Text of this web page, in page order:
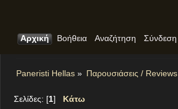
Αρχική Βοήθεια Αναζήτηση Σύνδεση
Paneristi Hellas » Παρουσιάσεις / Reviews
Σελίδες: [1] Κάτω